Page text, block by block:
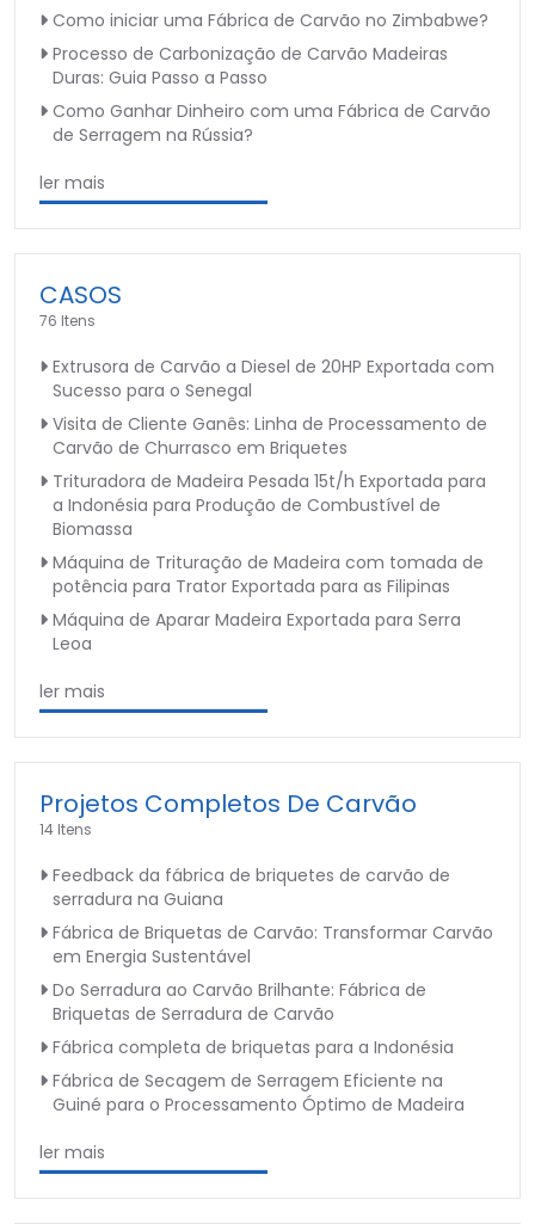
Como iniciar uma Fábrica de Carvão no Zimbabwe?
Processo de Carbonização de Carvão Madeiras
Duras: Guia Passo a Passo
Como Ganhar Dinheiro com uma Fábrica de Carvão
de Serragem na Rússia?
ler mais
CASOS
76 Itens
Extrusora de Carvão a Diesel de 20HP Exportada com
Sucesso para o Senegal
Visita de Cliente Ganês: Linha de Processamento de
Carvão de Churrasco em Briquetes
Trituradora de Madeira Pesada 15t/h Exportada para
a Indonésia para Produção de Combustível de
Biomassa
Máquina de Trituração de Madeira com tomada de
potência para Trator Exportada para as Filipinas
Máquina de Aparar Madeira Exportada para Serra
Leoa
ler mais
Projetos Completos De Carvão
14 Itens
Feedback da fábrica de briquetes de carvão de
serradura na Guiana
Fábrica de Briquetas de Carvão: Transformar Carvão
em Energia Sustentável
Do Serradura ao Carvão Brilhante: Fábrica de
Briquetas de Serradura de Carvão
Fábrica completa de briquetas para a Indonésia
Fábrica de Secagem de Serragem Eficiente na
Guiné para o Processamento Óptimo de Madeira
ler mais